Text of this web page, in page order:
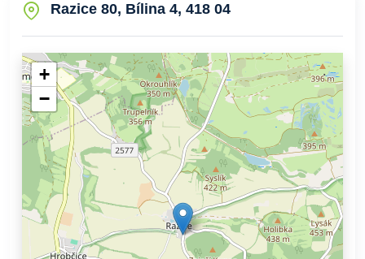
Razice 80, Bílina 4, 418 04
+
−